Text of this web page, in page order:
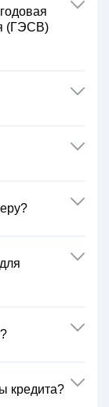
(ГЭСВ)
кредита?